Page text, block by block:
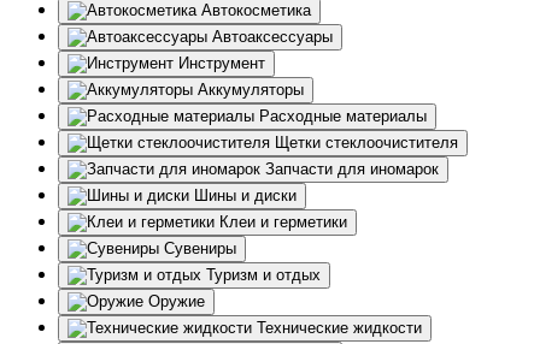
Автокосметика
Автоаксессуары
Инструмент
Аккумуляторы
Расходные материалы
Щетки стеклоочистителя
Запчасти для иномарок
Шины и диски
Клеи и герметики
Сувениры
Туризм и отдых
Оружие
Технические жидкости